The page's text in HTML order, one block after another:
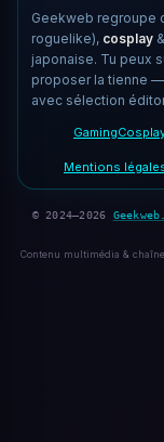
Geekweb regroupe
roguelike), cosplay
japonaise. Tu peux
proposer la tienne —
avec sélection
Gaming
Mentions
© 2024–2026
Contenu multimédia &